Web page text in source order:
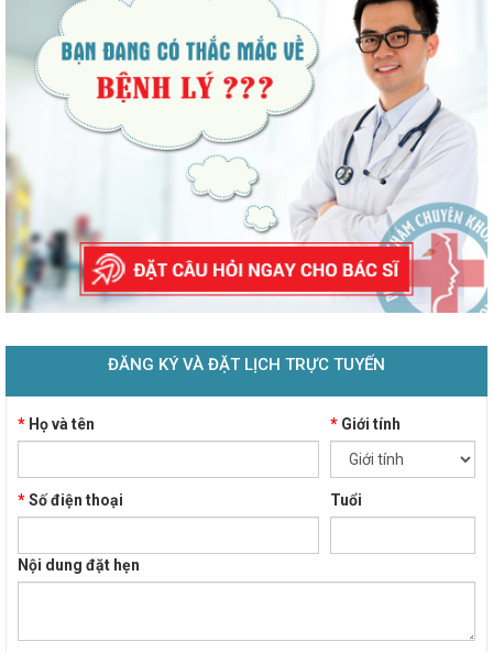
ĐĂNG KÝ VÀ ĐẶT LỊCH TRỰC TUYẾN
* Họ và tên *Giới tính
*Số điện thoại Tuổi
Nội dung đặt hẹn